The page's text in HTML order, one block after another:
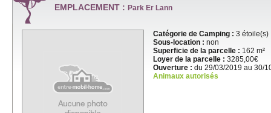
EMPLACEMENT : Park Er Lann
Catégorie de Camping : 3 étoile(s)
Sous-location : non
Superficie de la parcelle : 162 m²
Loyer de la parcelle : 3285,00€
Ouverture : du 29/03/2019 au 30/
Animaux autorisés